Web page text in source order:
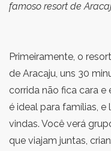
famoso resort de
Primeiramente, o
de Aracaju, uns 30
corrida não fica cara e
é ideal para famílias,
vindas. Você verá
que viajam juntas,